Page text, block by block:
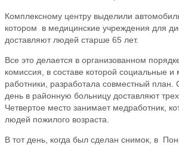
Комплексному центру выделили
котором в медицинские учреждения для
доставляют людей старше 65 лет.
Все это делается в организованном
комиссия, в составе которой социальные и
работники, разработала совместный план.
день в районную больницу доставляют трех
Четвертое место занимает медработник,
людей пожилого возраста.
В тот день, когда был сделан снимок, в